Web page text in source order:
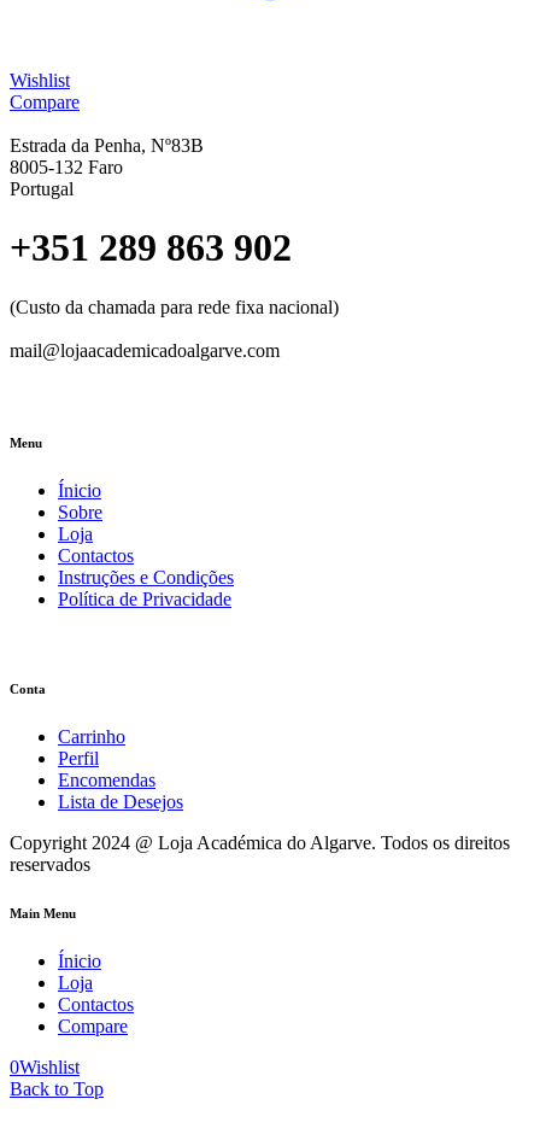
Wishlist
Compare
Estrada da Penha, Nº83B
8005-132 Faro
Portugal
+351 289 863 902
(Custo da chamada para rede fixa nacional)
mail@lojaacademicadoalgarve.com
Menu
Ínicio
Sobre
Loja
Contactos
Instruções e Condições
Política de Privacidade
Conta
Carrinho
Perfil
Encomendas
Lista de Desejos
Copyright 2024 @ Loja Académica do Algarve. Todos os direitos
reservados
Main Menu
Ínicio
Loja
Contactos
Compare
0Wishlist
Back to Top